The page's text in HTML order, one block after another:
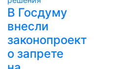
В Госдуму
внесли
законопроект
о запрете